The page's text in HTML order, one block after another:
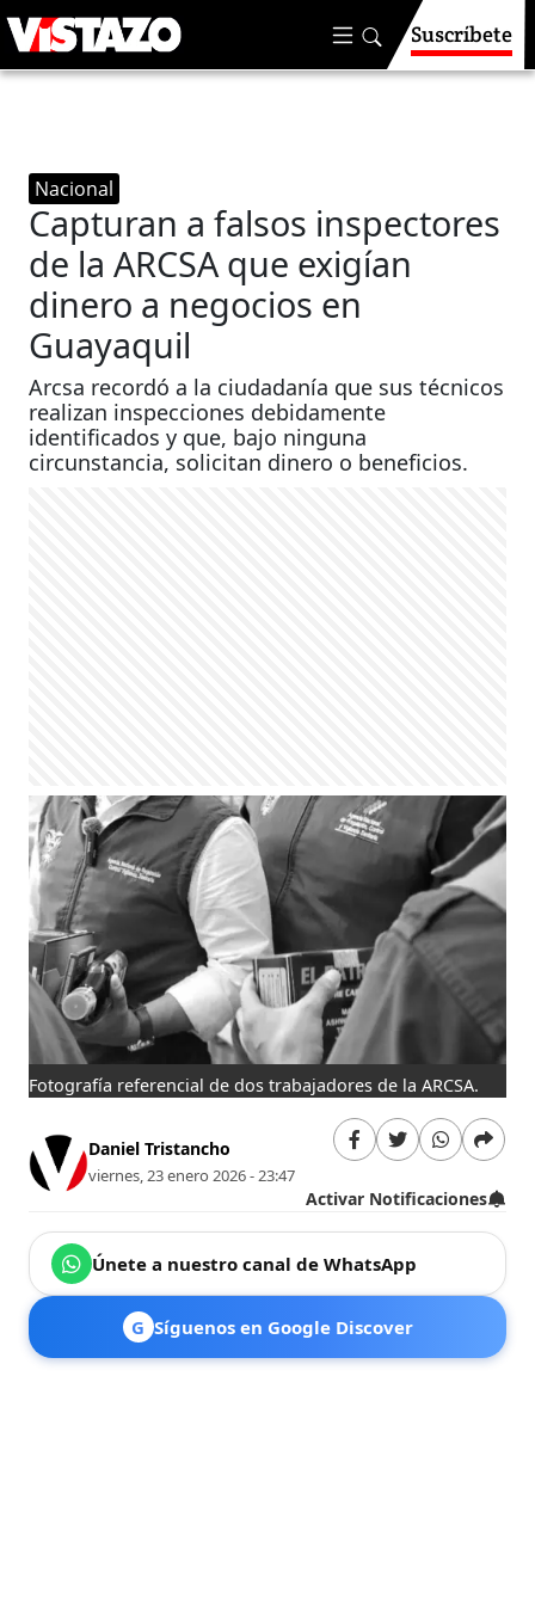
Suscríbete
Nacional
Capturan a falsos inspectores
de la ARCSA que exigían
dinero a negocios en
Guayaquil
Arcsa recordó a la ciudadanía que sus técnicos
realizan inspecciones debidamente
identificados y que, bajo ninguna
circunstancia, solicitan dinero o beneficios.
Fotografía referencial de dos trabajadores de la ARCSA.
Daniel Tristancho
viernes, 23 enero 2026 - 23:47
Activar Notificaciones
Únete a nuestro canal de WhatsApp
G Síguenos en Google Discover